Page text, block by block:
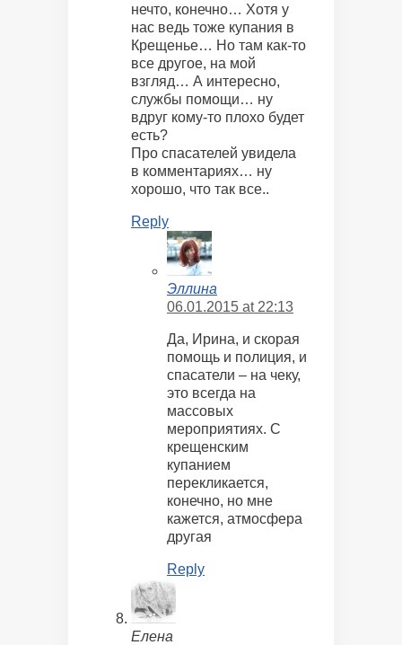
нечто, конечно… Хотя у
нас ведь тоже купания в
Крещенье… Но там как-то
все другое, на мой
взгляд… А интересно,
службы помощи… ну
вдруг кому-то плохо будет
есть?
Про спасателей увидела
в комментариях… ну
хорошо, что так все..
Reply
Эллина
06.01.2015 at 22:13
Да, Ирина, и скорая
помощь и полиция, и
спасатели – на чеку,
это всегда на
массовых
мероприятиях. С
крещенским
купанием
перекликается,
конечно, но мне
кажется, атмосфера
другая
Reply
Елена